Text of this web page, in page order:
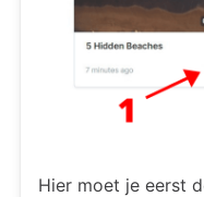
Hier moet je eerst